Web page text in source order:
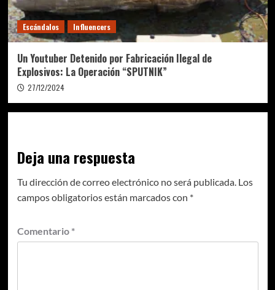
Escándalos Influencers
Un Youtuber Detenido por Fabricación Ilegal de
Explosivos: La Operación “SPUTNIK”
27/12/2024
Deja una respuesta
Tu dirección de correo electrónico no será publicada. Los
campos obligatorios están marcados con *
Comentario *